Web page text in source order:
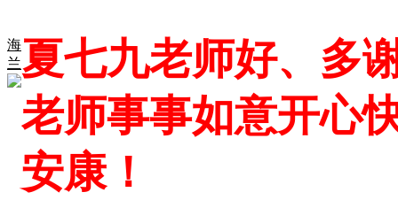
海
兰夏七九老师好、多
老师事事如意开心
安康！